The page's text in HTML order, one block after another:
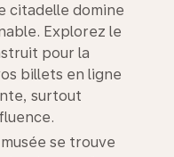
citadelle domine
Explorez le
pour la
billets en ligne
surtout
musée se trouve